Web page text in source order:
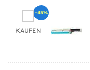
KAUFEN
-45%